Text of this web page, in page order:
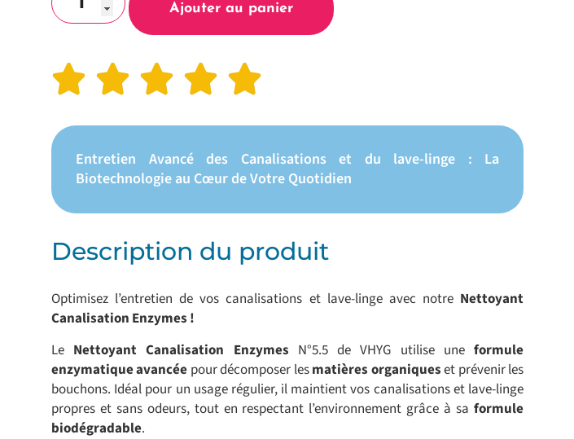
Ajouter au panier
Entretien Avancé des Canalisations et du lave-linge : La
Biotechnologie au Cœur de Votre Quotidien
Description du produit
Optimisez l’entretien de vos canalisations et lave-linge avec notre Nettoyant
Canalisation Enzymes !
Le Nettoyant Canalisation Enzymes N°5.5 de VHYG utilise uneformule
enzymatique avancée pour décomposer lesmatières organiqueset prévenir les
bouchons. Idéal pour un usage régulier, il maintient vos canalisations et lave-linge
propres et sans odeurs, tout en respectant l’environnement grâce à sa formule
biodégradable.